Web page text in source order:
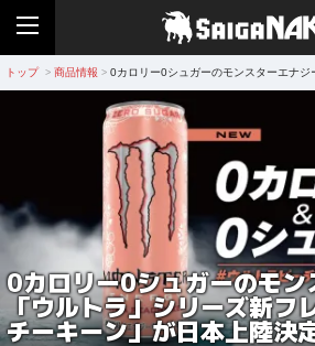
トップ > 商品情報 > 0カロリー0シュガーのモンスターエナ
0カロリー0シュガーのモン
「ウルトラ」シリーズ新フ
チーキーン」が日本上陸決